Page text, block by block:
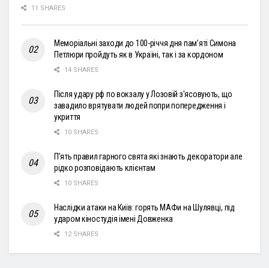
11 SHARES
Меморіальні заходи до 100-річчя дня пам’яті Симона
Петлюри пройдуть як в Україні, так і за кордоном
14 SHARES
Після удару рф по вокзалу у Лозовій з'ясовують, що
завадило врятувати людей попри попередження і
укриття
10 SHARES
П’ять правил гарного свята які знають декоратори але
рідко розповідають клієнтам
10 SHARES
Наслідки атаки на Київ: горять МАФи на Шулявці, під
ударом кіностудія імені Довженка
12 SHARES